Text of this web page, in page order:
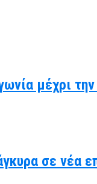
μέχρι
σε νέα